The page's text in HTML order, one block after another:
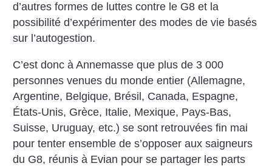
d’autres formes de luttes contre le G8 et la
possibilité d’expérimenter des modes de vie basés
sur l’autogestion.
C’est donc à Annemasse que plus de 3 000
personnes venues du monde entier (Allemagne,
Argentine, Belgique, Brésil, Canada, Espagne,
États-Unis, Grèce, Italie, Mexique, Pays-Bas,
Suisse, Uruguay, etc.) se sont retrouvées fin mai
pour tenter ensemble de s’opposer aux saigneurs
du G8, réunis à Evian pour se partager les parts